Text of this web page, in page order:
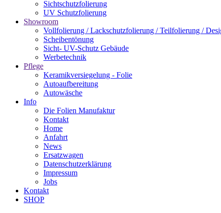
Sichtschutzfolierung
UV Schutzfolierung
Showroom
Vollfolierung / Lackschutzfolierung / Teilfolierung /
Scheibentönung
Sicht- UV-Schutz Gebäude
Werbetechnik
Pflege
Keramikversiegelung - Folie
Autoaufbereitung
Autowäsche
Info
Die Folien Manufaktur
Kontakt
Home
Anfahrt
News
Ersatzwagen
Datenschutzerklärung
Impressum
Jobs
Kontakt
SHOP